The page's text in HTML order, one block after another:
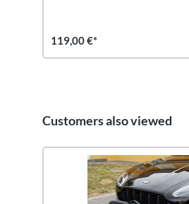
119,00 €*
Ignorer la galerie de produits
Customers also viewed